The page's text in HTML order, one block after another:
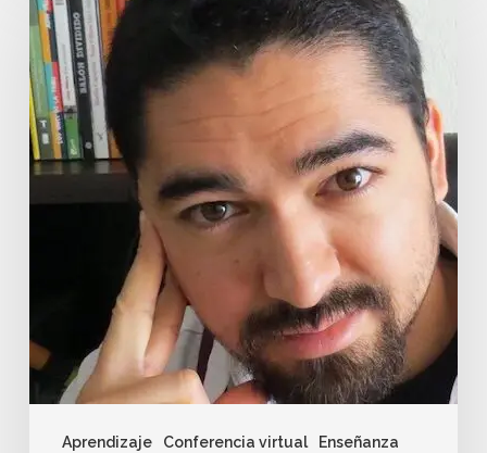
Aprendizaje Conferencia virtual Enseñanza